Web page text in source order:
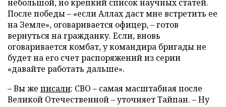
небольшой, но крепкий список научных статей.
После победы – «если Аллах даст мне встретить ее
на Земле», оговаривается офицер, – готов
вернуться на гражданку. Если, вновь
оговаривается комбат, у командира бригады не
будет на его счет распоряжений из серии
«давайте работать дальше».
– Вы же писали: СВО – самая масштабная после
Великой Отечественной – уточняет Тайпан. – Ну